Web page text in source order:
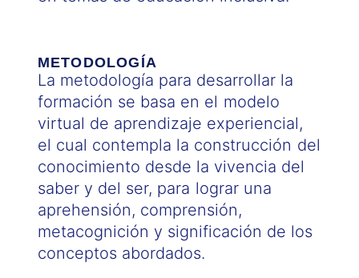
METODOLOGÍA
La metodología para desarrollar la
formación se basa en el modelo
virtual de aprendizaje experiencial,
el cual contempla la construcción del
conocimiento desde la vivencia del
saber y del ser, para lograr una
aprehensión, comprensión,
metacognición y significación de los
conceptos abordados.